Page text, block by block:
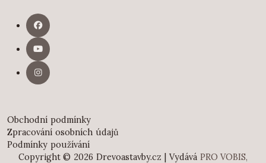
Obchodní podmínky
Zpracování osobních údajů
Podmínky používání
Copyright © 2026 Drevoastavby.cz | Vydává PRO VOBIS,